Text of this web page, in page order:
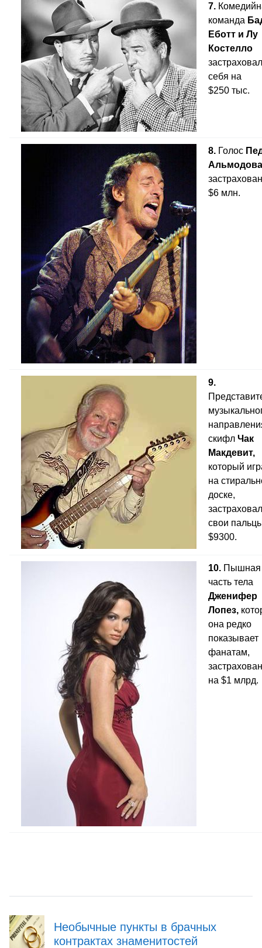
7.
команда
Еботт и Лу
Костелло
себя на
$250 тыс.
8. Голос
$6 млн.
9.
скифл Чак
Макдевит,
который
на
доске,
застраховал
свои
$9300.
10. Пышная
часть тела
Дженифер
Лопез,
она редко
показывает
фанатам,
на $1 млрд.
Необычные пункты в брачных
контрактах знаменитостей